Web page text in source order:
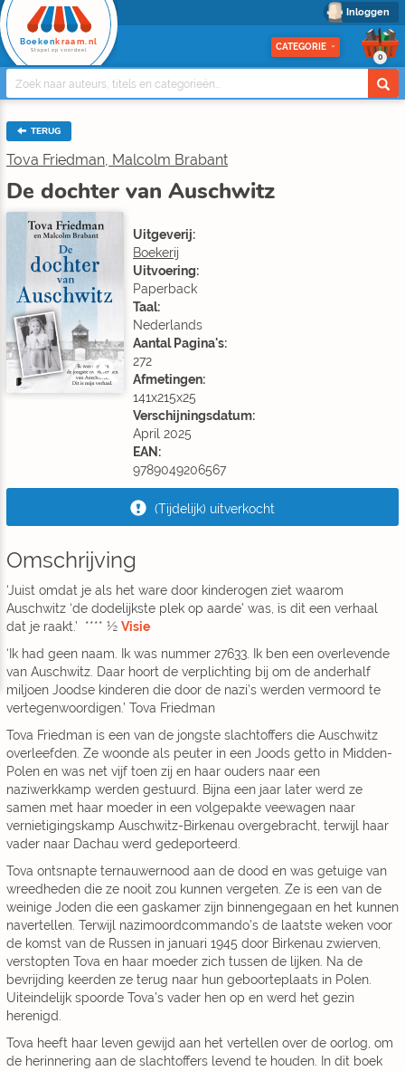
Inloggen
Boeken kraam.nl
Stapel op voordeel CATEGORIE
0
TERUG
Tova Friedman, Malcolm Brabant
De dochter van Auschwitz
Uitgeverij:
Boekerij
Uitvoering:
Paperback
Taal:
Nederlands
Aantal Pagina's:
272
Afmetingen:
141x215x25
Verschijningsdatum:
April 2025
EAN:
9789049206567
(Tijdelijk) uitverkocht
Omschrijving
‘Juist omdat je als het ware door kinderogen ziet waarom
Auschwitz ‘de dodelijkste plek op aarde’ was, is dit een verhaal
dat je raakt.’ **** ½ Visie
‘Ik had geen naam. Ik was nummer 27633. Ik ben een overlevende
van Auschwitz. Daar hoort de verplichting bij om de anderhalf
miljoen Joodse kinderen die door de nazi’s werden vermoord te
vertegenwoordigen.’ Tova Friedman
Tova Friedman is een van de jongste slachtoffers die Auschwitz
overleefden. Ze woonde als peuter in een Joods getto in Midden-
Polen en was net vijf toen zij en haar ouders naar een
naziwerkkamp werden gestuurd. Bijna een jaar later werd ze
samen met haar moeder in een volgepakte veewagen naar
vernietigingskamp Auschwitz-Birkenau overgebracht, terwijl haar
vader naar Dachau werd gedeporteerd.
Tova ontsnapte ternauwernood aan de dood en was getuige van
wreedheden die ze nooit zou kunnen vergeten. Ze is een van de
weinige Joden die een gaskamer zijn binnengegaan en het kunnen
navertellen. Terwijl nazimoordcommando’s de laatste weken voor
de komst van de Russen in januari 1945 door Birkenau zwierven,
verstopten Tova en haar moeder zich tussen de lijken. Na de
bevrijding keerden ze terug naar hun geboorteplaats in Polen.
Uiteindelijk spoorde Tova’s vader hen op en werd het gezin
herenigd.
Tova heeft haar leven gewijd aan het vertellen over de oorlog, om
de herinnering aan de slachtoffers levend te houden. In dit boek